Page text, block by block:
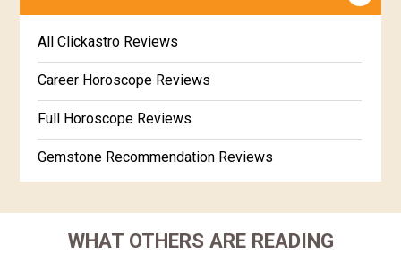
Marathi Kundali Matching
Free Kundali Marathi
Free Horoscope Gujarati
All Clickastro Reviews
Career Horoscope Reviews
Full Horoscope Reviews
Gemstone Recommendation Reviews
In-Depth Horoscope Reviews
WHAT OTHERS ARE READING